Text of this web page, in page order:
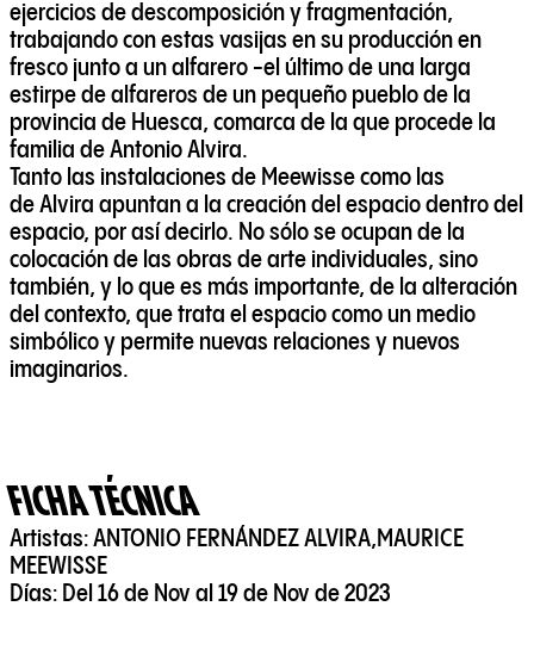
ejercicios de descomposición y fragmentación,
trabajando con estas vasijas en su producción en
fresco junto a un alfarero -el último de una larga
estirpe de alfareros de un pequeño pueblo de la
provincia de Huesca, comarca de la que procede la
familia de Antonio Alvira.
Tanto las instalaciones de Meewissecomo las
deAlvira apuntan a la creación del espacio dentro del
espacio, por así decirlo. No sólo se ocupan de la
colocación de las obras de arte individuales, sino
también, y lo que es más importante, de la alteración
del contexto, que trata el espacio como un medio
simbólico y permite nuevas relaciones y nuevos
imaginarios.
FICHA TÉCNICA
Artistas:ANTONIO FERNÁNDEZ ALVIRA,MAURICE
MEEWISSE
Días: Del 16 de Nov al 19 de Nov de 2023